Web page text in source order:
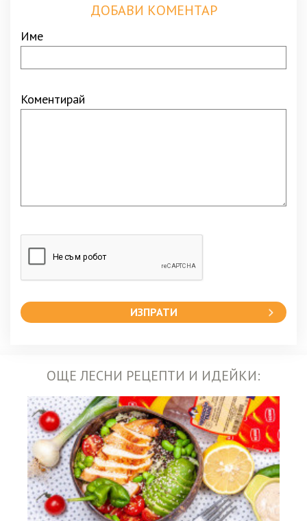
ДОБАВИ КОМЕНТАР
Име
Коментирай
ИЗПРАТИ
ОЩЕ ЛЕСНИ РЕЦЕПТИ И ИДЕЙКИ: